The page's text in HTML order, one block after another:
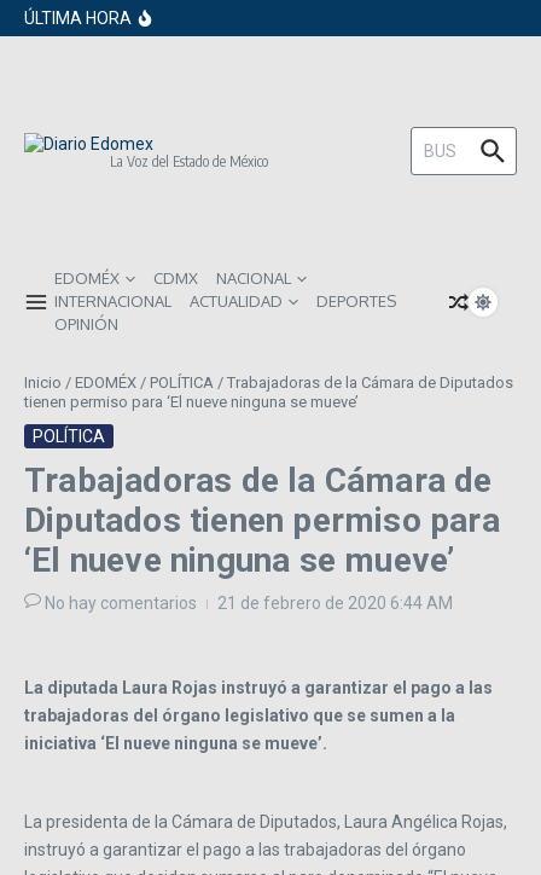
Saltar al contenido
ÚLTIMA HORA
inversionistas extranjeros; emite nueva
comunes entre los mexicanos
La Voz del Estado de México
Buscar:
EDOMÉX CDMX
NACIONAL
INTERNACIONAL
ACTUALIDAD
DEPORTES
OPINIÓN
Inicio / EDOMÉX / POLÍTICA / Trabajadoras de la Cámara de Diputados
tienen permiso para ‘El nueve ninguna se mueve’
POLÍTICA
Trabajadoras de la Cámara de
Diputados tienen permiso para
‘El nueve ninguna se mueve’
No hay comentarios 21 de febrero de 2020 6:44 AM
La diputada Laura Rojas instruyó a garantizar el pago a las
trabajadoras del órgano legislativo que se sumen a la
iniciativa ‘El nueve ninguna se mueve’.
La presidenta de la Cámara de Diputados, Laura Angélica Rojas,
instruyó a garantizar el pago a las trabajadoras del órgano